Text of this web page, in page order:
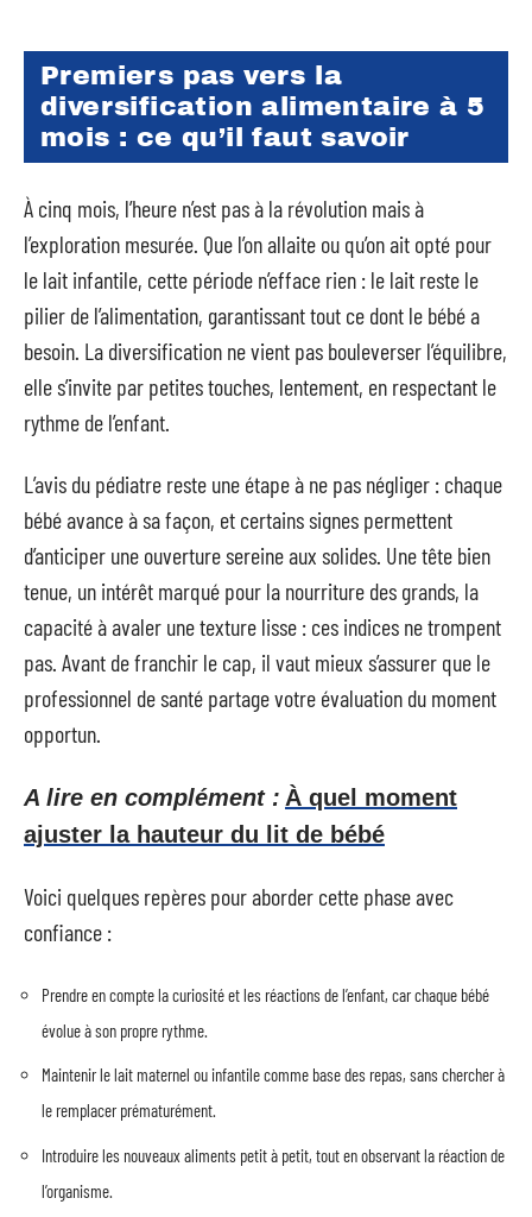
Premiers pas vers la
diversification alimentaire à 5
mois : ce qu’il faut savoir
À cinq mois, l’heure n’est pas à la révolution mais à
l’exploration mesurée. Que l’on allaite ou qu’on ait opté pour
le lait infantile, cette période n’efface rien : le lait reste le
pilier de l’alimentation, garantissant tout ce dont le bébé a
besoin. La diversification ne vient pas bouleverser l’équilibre,
elle s’invite par petites touches, lentement, en respectant le
rythme de l’enfant.
L’avis du pédiatre reste une étape à ne pas négliger : chaque
bébé avance à sa façon, et certains signes permettent
d’anticiper une ouverture sereine aux solides. Une tête bien
tenue, un intérêt marqué pour la nourriture des grands, la
capacité à avaler une texture lisse : ces indices ne trompent
pas. Avant de franchir le cap, il vaut mieux s’assurer que le
professionnel de santé partage votre évaluation du moment
opportun.
A lire en complément : À quel moment
ajuster la hauteur du lit de bébé
Voici quelques repères pour aborder cette phase avec
confiance :
Prendre en compte la curiosité et les réactions de l’enfant, car chaque bébé
évolue à son propre rythme.
Maintenir le lait maternel ou infantile comme base des repas, sans chercher à
le remplacer prématurément.
Introduire les nouveaux aliments petit à petit, tout en observant la réaction de
l’organisme.